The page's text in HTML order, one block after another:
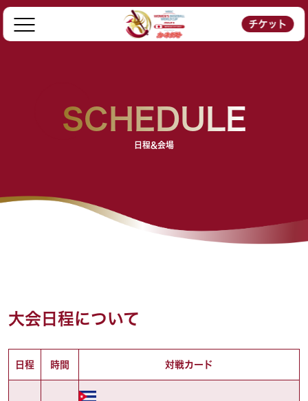
チケット
SCHEDULE
日程&会場
大会日程について
日程 時間 対戦カード